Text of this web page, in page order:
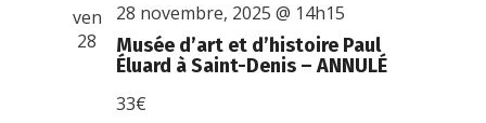
ven
28
Musée d’art et d’histoire Paul
Éluard à Saint-Denis – ANNULÉ
28 novembre, 2025 @ 14h15
33€